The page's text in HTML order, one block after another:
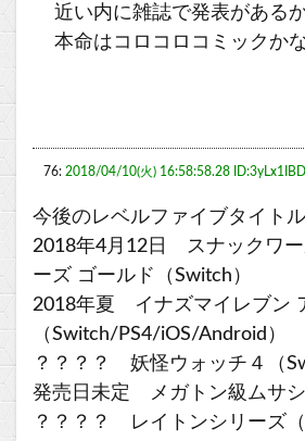
近い内に雑誌で発表がある
本命はコロコロコミックか
76: 2018/04/10(火) 16:58:58.28
今後のレベルファイブタイトル
2018年4月12日 スナックワー
ーズ ゴールド（Switch）
2018年夏 イナズマイレブン
（Switch/PS4/iOS/Android）
？？？？ 妖怪ウォッチ４（
発売日未定 メガトン級ムサシ
？？？？ レイトンシリーズ